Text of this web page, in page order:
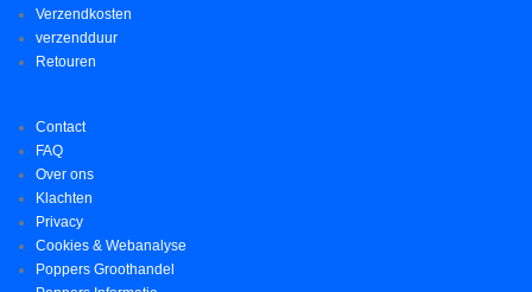
Verzendkosten
verzendduur
Retouren
Contact
FAQ
Over ons
Klachten
Privacy
Cookies & Webanalyse
Poppers Groothandel